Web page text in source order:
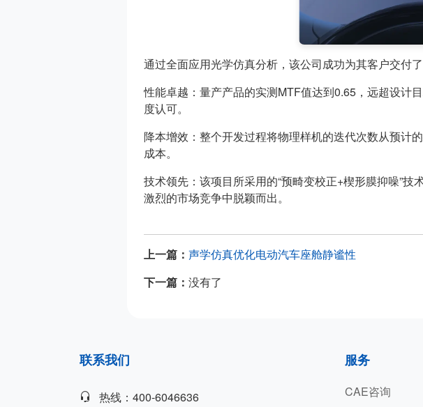
通过全面应用光学仿真分析，该公司成功为其客户交付
性能卓越：量产产品的实测MTF值达到0.65，远超设计
度认可。
降本增效：整个开发过程将物理样机的迭代次数从预计
成本。
技术领先：该项目所采用的“预畸变校正+楔形膜抑噪”
激烈的市场竞争中脱颖而出。
上一篇： 声学仿真优化电动汽车座舱静谧性
下一篇： 没有了
联系我们
热线：400-6046636
服务
CAE咨询